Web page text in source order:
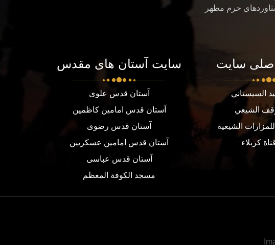
حرم مطهر
سایت
السيستاني
الشيعي
للمزارات الشيعية
كربلاء
سایت آستان های مقدس
آستان قدس علوی
آستان قدس امامین کاظمین
آستان قدس رضوی
آستان قدس امامین عسکریین
آستان قدس عباسی
مسجد الكوفة المعظم